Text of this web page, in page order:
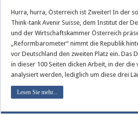
Hurra, hurra, Österreich ist Zweiter! In der
Think-tank Avenir Suisse, dem Institut der
und der Wirtschaftskammer Österreich
„Reformbarometer“ nimmt die Republik
vor Deutschland den zweiten Platz ein. Das
in dieser 100 Seiten dicken Arbeit, in der die
analysiert werden, lediglich um diese drei
Lesen Sie mehr...